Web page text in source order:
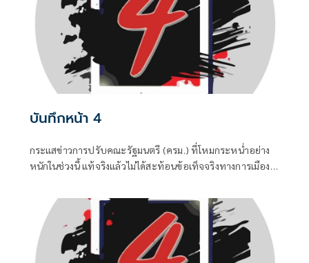
บันทึกหน้า 4
กระแสข่าวการปรับคณะรัฐมนตรี (ครม.) ที่โหมกระหน่ำอย่าง
หนักในช่วงนี้ แท้จริงแล้วไม่ได้สะท้อนข้อเท็จจริงทางการเมือง
จากสองทางหลัก คือกลุ่มคนนอกที่ไม่ชอบรัฐบาล พยายามดิส
เครดิตเพื่อสร้างความสั่นคลอน และ สส.บางกลุ่มในพรรค
สีน้ำเงินที่กระหายเก้าอี้กระทรวง